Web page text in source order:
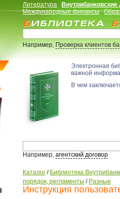
Литература
Международные финансы
Например,Проверка клиентов
Электронная
важной
В чем
Например, агентский договор
Каталог / Библиотека
порядок, регламенты / Разные
Инструкция